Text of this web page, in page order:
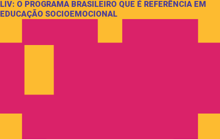
LIV: O PROGRAMA BRASILEIRO QUE É REFERÊNCIA EM
EDUCAÇÃO SOCIOEMOCIONAL